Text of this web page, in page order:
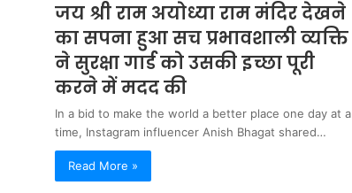
जय श्री राम अयोध्या राम मंदिर देखने
का सपना हुआ सच प्रभावशाली व्यक्ति
ने सुरक्षा गार्ड को उसकी इच्छा पूरी
करने में मदद की
In a bid to make the world a better place one day at a
time, Instagram influencer Anish Bhagat shared…
Read More »